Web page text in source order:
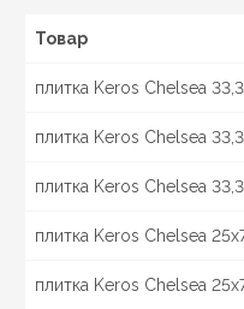
Товар
плитка Keros Chelsea
плитка Keros Chelsea
плитка Keros Chelsea
плитка Keros Chelsea
плитка Keros Chelsea